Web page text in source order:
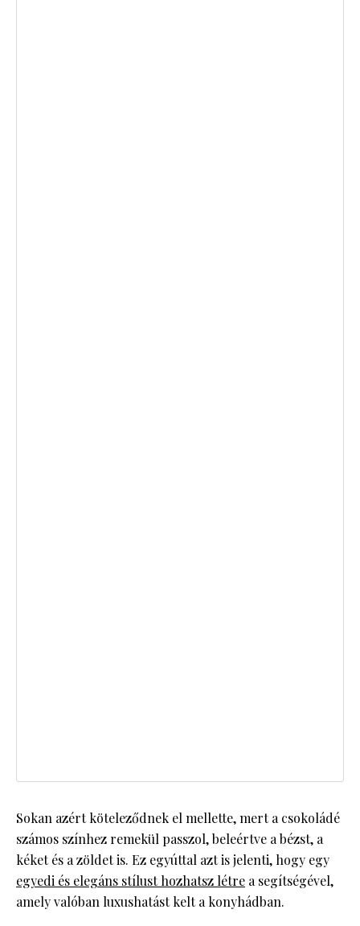
Sokan azért köteleződnek el mellette, mert a csokoládé
számos színhez remekül passzol, beleértve a bézst, a
kéket és a zöldet is. Ez egyúttal azt is jelenti, hogy egy
egyedi és elegáns stílust hozhatsz létre a segítségével,
amely valóban luxushatást kelt a konyhádban.